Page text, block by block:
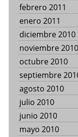
febrero 2011
enero 2011
diciembre 2010
noviembre 2010
octubre 2010
septiembre
agosto 2010
julio 2010
junio 2010
mayo 2010